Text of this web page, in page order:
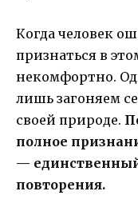
Когда человек
признаться в
некомфортно.
лишь загоняем
своей природе.
полное
—
повторения.